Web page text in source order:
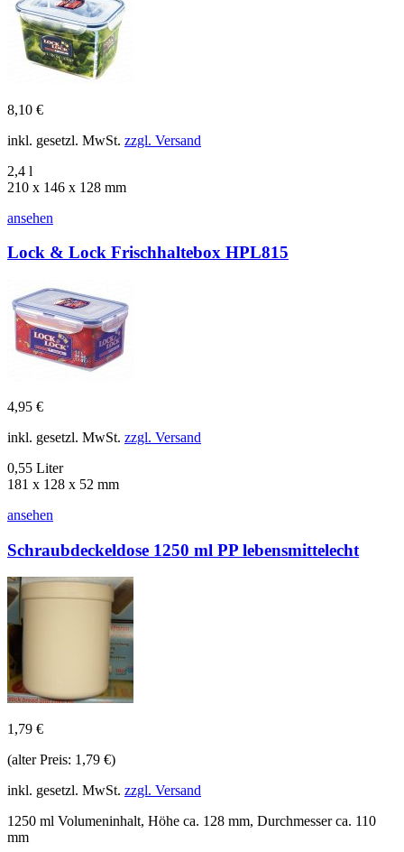
8,10 €
inkl. gesetzl. MwSt. zzgl. Versand
2,4 l
210 x 146 x 128 mm
ansehen
Lock & Lock Frischhaltebox HPL815
4,95 €
inkl. gesetzl. MwSt. zzgl. Versand
0,55 Liter
181 x 128 x 52 mm
ansehen
Schraubdeckeldose 1250 ml PP lebensmittelecht
1,79 €
(alter Preis: 1,79 €)
inkl. gesetzl. MwSt. zzgl. Versand
1250 ml Volumeninhalt, Höhe ca. 128 mm, Durchmesser ca. 110
mm